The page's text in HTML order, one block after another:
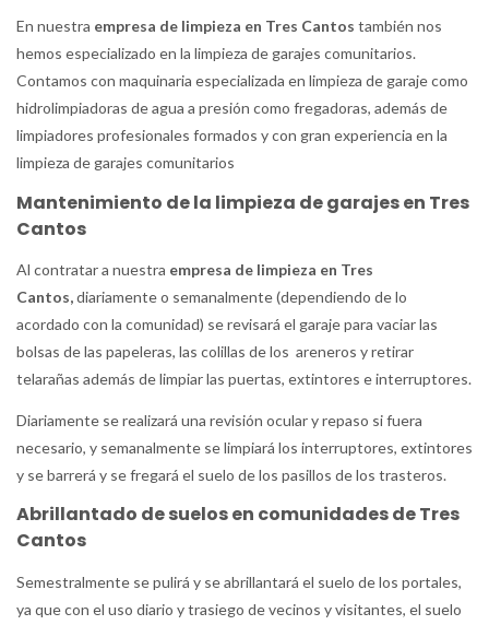
En nuestra empresa de limpieza en Tres Cantos también nos
hemos especializado en la limpieza de garajes comunitarios.
Contamos con maquinaria especializada en limpieza de garaje como
hidrolimpiadoras de agua a presión como fregadoras, además de
limpiadores profesionales formados y con gran experiencia en la
limpieza de garajes comunitarios
Mantenimiento de la limpieza de garajes en Tres
Cantos
Al contratar a nuestra empresa de limpieza en Tres
Cantos,diariamente o semanalmente (dependiendo de lo
acordado con la comunidad) se revisará el garaje para vaciar las
bolsas de las papeleras, las colillas de los areneros y retirar
telarañas además de limpiar las puertas, extintores e interruptores.
Diariamente se realizará una revisión ocular y repaso si fuera
necesario, y semanalmente se limpiará los interruptores, extintores
y se barrerá y se fregará el suelo de los pasillos de los trasteros.
Abrillantado de suelos en comunidades de Tres
Cantos
Semestralmente se pulirá y se abrillantará el suelo de los portales,
ya que con el uso diario y trasiego de vecinos y visitantes, el suelo